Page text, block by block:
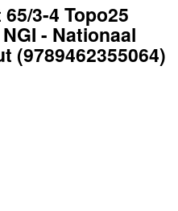
3-4 Topo25
- Nationaal
(9789462355064)